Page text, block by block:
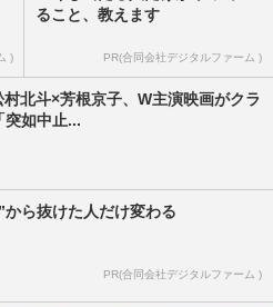
)
ること、教えます
PR(合同会社デジタルファーム )
村北斗×芳根京子、W主演映画がクラ
突如中止...
から抜けた人だけ変わる
PR(合同会社デジタルファーム )